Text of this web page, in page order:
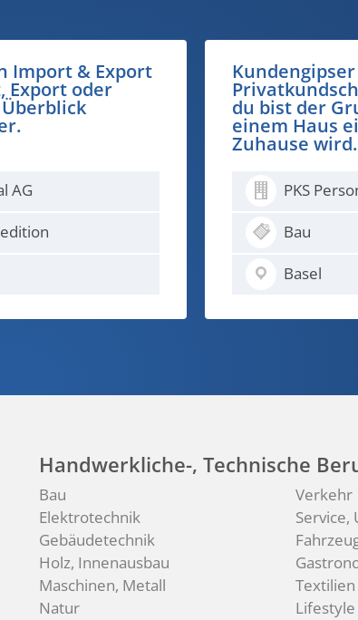
für anspruchsvolle
100% (m/w/d) -
warum aus
schönes
AG
- Pflege,
PKS
Basel
Handwerkliche-, Technische
Bau
Elektrotechnik
Gebäudetechnik
Holz, Innenausbau
Maschinen, Metall
Natur
Verkehr
Service,
Textilien
Lifestyle